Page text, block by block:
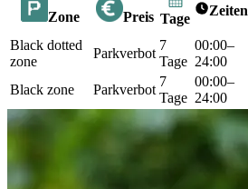
Zone Preis Tage
Zeiten
Black dotted
zone
Parkverbot
7
Tage
00:00–
24:00
Black zone Parkverbot
7
Tage
00:00–
24:00